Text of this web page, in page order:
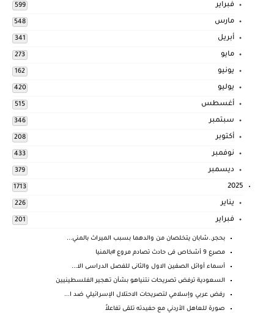
فبراير 599
مارس 548
أبريل 341
مايو 273
يونيو 162
يوليو 420
أغسطس 515
سبتمبر 346
أكتوبر 208
نوفمبر 433
ديسمبر 379
2025
1713
يناير 226
فبراير 201
بحجر..شابان يتخلصان من والدهما بسبب الميراث بالمني...
مصرع 9 أشخاص فى حادث تصادم مروع #بالمنيا
أسماء أوائل الصفين الاول والثانى للفصل الدراسى الا...
السعودية ترفض تصريحات نتنياهو بشأن تهجير الفلسطينيين
رفض عربي وإسلامي لتصريحات الاحتلال الإسرائيلي ضد ا...
صورة للعاهل الأردني مع حفيدته تلقى تفاعلاً